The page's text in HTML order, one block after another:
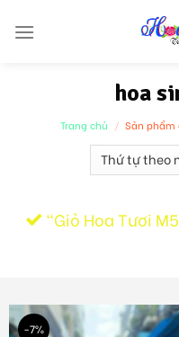
hoa
Trang chủ / Sản phẩm
“Giỏ Hoa Tươi
-7%